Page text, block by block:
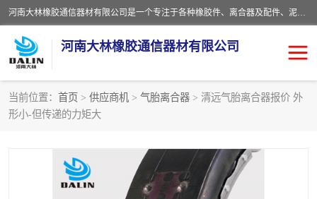
河南大林橡胶通信器材有限公司是一个专注于各种橡胶件、离合器及配件、泥浆泵及配件等产品设计制造和加工的企业。产品应用于矿山、冶金、石油、钢铁、化工、水泥、船舶、造纸、通用机械等各种大功率机械传动或制动装置。
河南大林橡胶通信器材有限公司
当前位置： 首页 > 供应商机 > 气胎离合器 > 清远气胎离合器报价 外
形小-但传递的力矩大
推盘离合器
VC离合器 矿山离合器
PO隔膜离合器 气胎离合器